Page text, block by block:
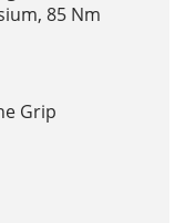
85 Nm
Grip